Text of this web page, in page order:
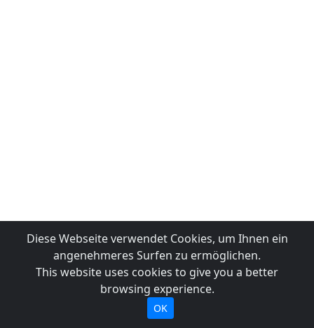
Diese Webseite verwendet Cookies, um Ihnen ein
angenehmeres Surfen zu ermöglichen.
This website uses cookies to give you a better
browsing experience.
OK